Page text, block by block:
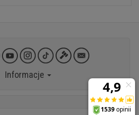
Informacje